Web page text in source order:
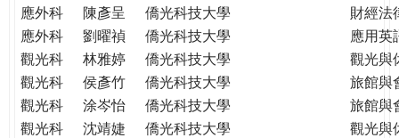
應外科
陳彥呈 僑光科技大學
財經法
應外科
劉曜禎 僑光科技大學
應用英
觀光科
林雅婷 僑光科技大學
觀光與
觀光科
侯彥竹 僑光科技大學
旅館與
觀光科
涂岑怡 僑光科技大學
旅館與
觀光科
沈靖婕 僑光科技大學
觀光與